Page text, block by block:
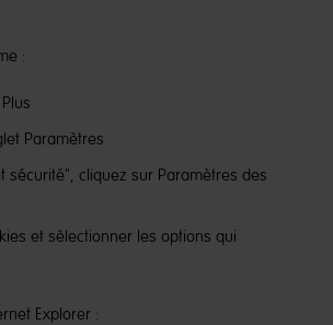
:
Paramètres
sécurité", cliquez sur Paramètres des
et sélectionner les options qui
Explorer :